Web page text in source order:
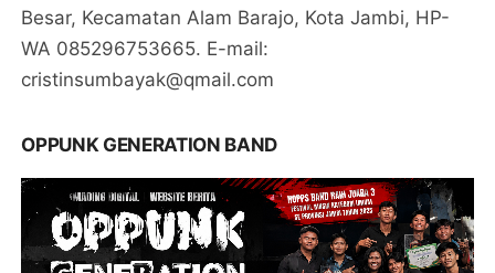
Besar, Kecamatan Alam Barajo, Kota Jambi, HP-
WA 085296753665. E-mail:
cristinsumbayak@qmail.com
OPPUNK GENERATION BAND